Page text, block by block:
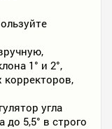
1° и 2°,
корректоров,
угла
5,5° в строго